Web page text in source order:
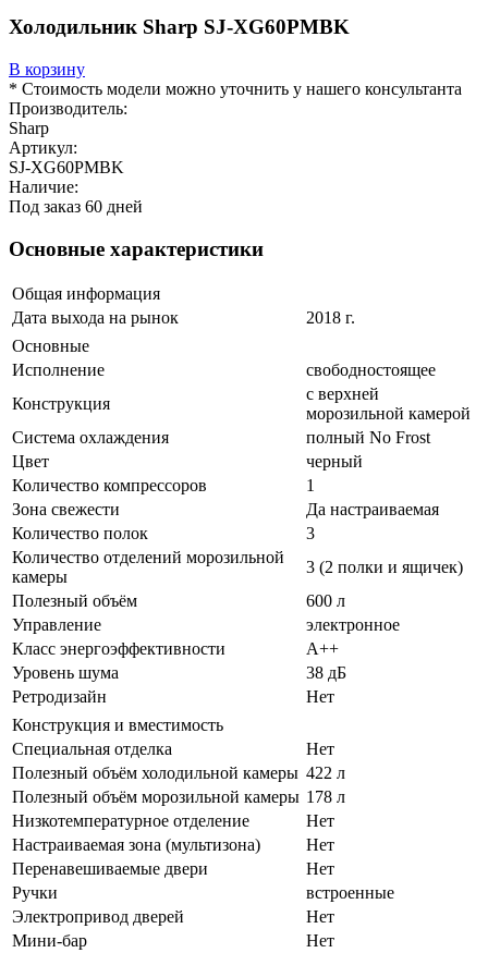
Холодильник Sharp SJ-XG60PMBK
В корзину
* Стоимость модели можно уточнить у нашего консультанта
Производитель:
Sharp
Артикул:
SJ-XG60PMBK
Наличие:
Под заказ 60 дней
Основные характеристики
Общая информация
Дата выхода на рынок
2018 г.
Основные
Исполнение
свободностоящее
Конструкция
с верхней
морозильной камерой
Система охлаждения
полный No Frost
Цвет
черный
Количество компрессоров
1
Зона свежести
Да настраиваемая
Количество полок
3
Количество отделений морозильной
камеры
3 (2 полки и ящичек)
Полезный объём
600 л
Управление
электронное
Класс энергоэффективности
A++
Уровень шума
38 дБ
Ретродизайн
Нет
Конструкция и вместимость
Специальная отделка
Нет
Полезный объём холодильной камеры 422 л
Полезный объём морозильной камеры 178 л
Низкотемпературное отделение
Нет
Настраиваемая зона (мультизона)
Нет
Перенавешиваемые двери
Нет
Ручки
встроенные
Электропривод дверей
Нет
Мини-бар
Нет